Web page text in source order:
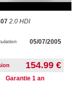
2.0 HDI
05/07/2005
154.99 €
Garantie 1 an